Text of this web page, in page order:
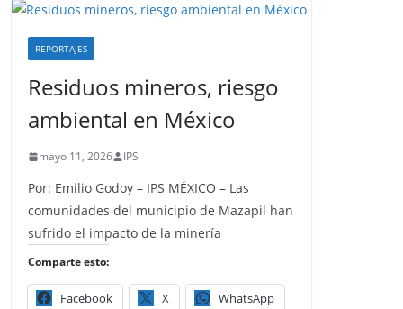
REPORTAJES
Residuos mineros, riesgo
ambiental en México
mayo 11, 2026 IPS
Por: Emilio Godoy – IPS MÉXICO – Las
comunidades del municipio de Mazapil han
sufrido el impacto de la minería
Comparte esto:
Facebook X WhatsApp